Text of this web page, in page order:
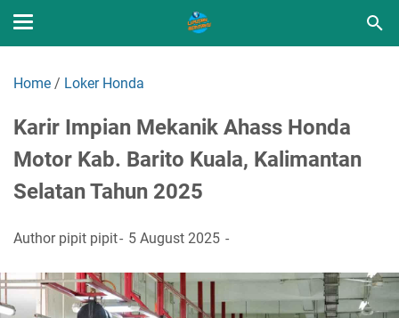
Home / Loker Honda
Karir Impian Mekanik Ahass Honda
Motor Kab. Barito Kuala, Kalimantan
Selatan Tahun 2025
Author pipit pipit 5 August 2025